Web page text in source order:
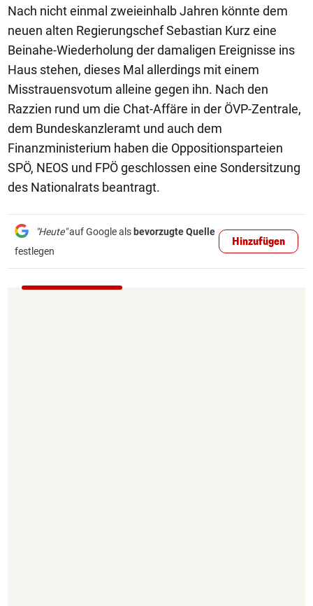
Nach nicht einmal zweieinhalb Jahren könnte dem
neuen alten Regierungschef Sebastian Kurz eine
Beinahe-Wiederholung der damaligen Ereignisse ins
Haus stehen, dieses Mal allerdings mit einem
Misstrauensvotum alleine gegen ihn. Nach den
Razzien rund um die Chat-Affäre in der ÖVP-Zentrale,
dem Bundeskanzleramt und auch dem
Finanzministerium haben die Oppositionsparteien
SPÖ, NEOS und FPÖ geschlossen eine Sondersitzung
des Nationalrats beantragt.
"Heute"auf Google als bevorzugte Quelle
festlegen
Hinzufügen